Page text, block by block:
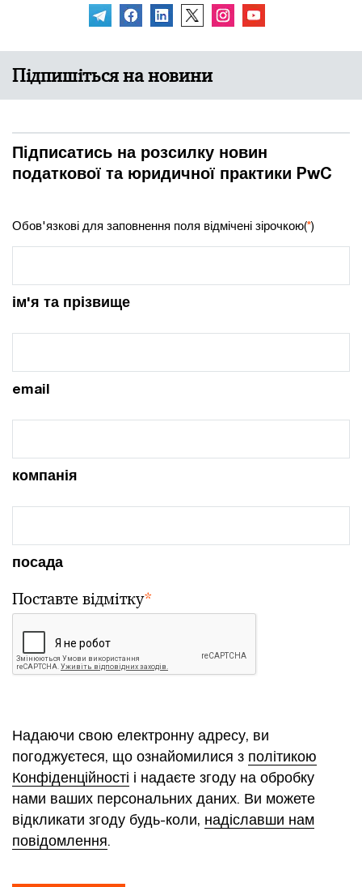
Підпишіться на новини
Підписатись на розсилку новин
податкової та юридичної практики PwC
Обов'язкові для заповнення поля відмічені зірочкою(*)
ім'я та прізвище
email
компанія
посада
Поставте відмітку*
Надаючи свою електронну адресу, ви
погоджуєтеся, що ознайомилися з політикою
Конфіденційності і надаєте згоду на обробку
нами ваших персональних даних. Ви можете
відкликати згоду будь-коли, надіславши нам
повідомлення.